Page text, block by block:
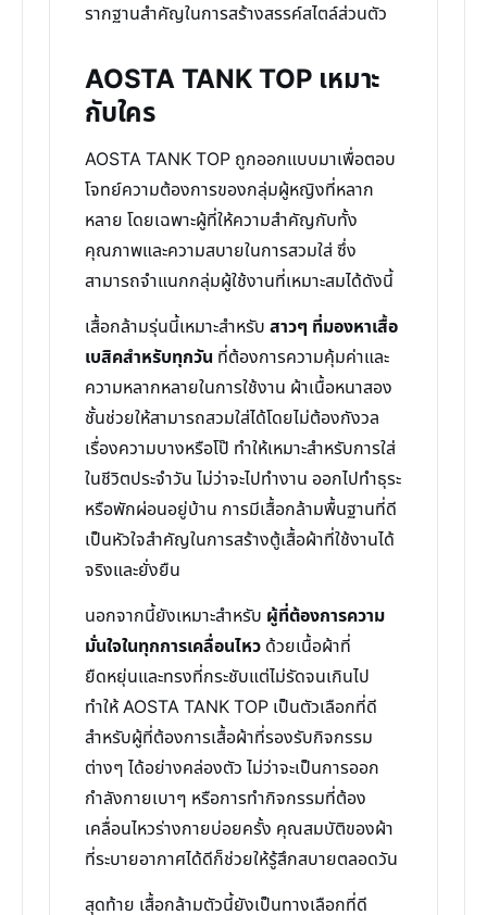
รากฐานสำคัญในการสร้างสรรค์สไตล์ส่วนตัว
AOSTA TANK TOP เหมาะ
กับใคร
AOSTA TANK TOP ถูกออกแบบมาเพื่อตอบ
โจทย์ความต้องการของกลุ่มผู้หญิงที่หลาก
หลาย โดยเฉพาะผู้ที่ให้ความสำคัญกับทั้ง
คุณภาพและความสบายในการสวมใส่ ซึ่ง
สามารถจำแนกกลุ่มผู้ใช้งานที่เหมาะสมได้ดังนี้
เสื้อกล้ามรุ่นนี้เหมาะสำหรับ สาวๆ ที่มองหาเสื้อ
เบสิคสำหรับทุกวัน ที่ต้องการความคุ้มค่าและ
ความหลากหลายในการใช้งาน ผ้าเนื้อหนาสอง
ชั้นช่วยให้สามารถสวมใส่ได้โดยไม่ต้องกังวล
เรื่องความบางหรือโป๊ ทำให้เหมาะสำหรับการใส่
ในชีวิตประจำวัน ไม่ว่าจะไปทำงาน ออกไปทำธุระ
หรือพักผ่อนอยู่บ้าน การมีเสื้อกล้ามพื้นฐานที่ดี
เป็นหัวใจสำคัญในการสร้างตู้เสื้อผ้าที่ใช้งานได้
จริงและยั่งยืน
นอกจากนี้ยังเหมาะสำหรับ ผู้ที่ต้องการความ
มั่นใจในทุกการเคลื่อนไหว ด้วยเนื้อผ้าที่
ยืดหยุ่นและทรงที่กระชับแต่ไม่รัดจนเกินไป
ทำให้ AOSTA TANK TOP เป็นตัวเลือกที่ดี
สำหรับผู้ที่ต้องการเสื้อผ้าที่รองรับกิจกรรม
ต่างๆ ได้อย่างคล่องตัว ไม่ว่าจะเป็นการออก
กำลังกายเบาๆ หรือการทำกิจกรรมที่ต้อง
เคลื่อนไหวร่างกายบ่อยครั้ง คุณสมบัติของผ้า
ที่ระบายอากาศได้ดีก็ช่วยให้รู้สึกสบายตลอดวัน
สุดท้าย เสื้อกล้ามตัวนี้ยังเป็นทางเลือกที่ดี